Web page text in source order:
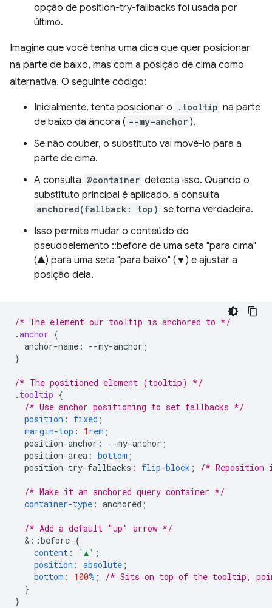
opção de position-try-fallbacks foi usada por
último.
Imagine que você tenha uma dica que quer posicionar
na parte de baixo, mas com a posição de cima como
alternativa. O seguinte código:
Inicialmente, tenta posicionar o .tooltip na parte
de baixo da âncora ( --my-anchor ).
Se não couber, o substituto vai movê-lo para a
parte de cima.
A consulta @container detecta isso. Quando o
substituto principal é aplicado, a consulta
anchored(fallback: top) se torna verdadeira.
Isso permite mudar o conteúdo do
pseudoelemento ::before de uma seta "para cima"
(▲) para uma seta "para baixo" (▼) e ajustar a
posição dela.
/* The element our tooltip is anchored to */
.anchor {
anchor-name : --my-anchor ;
}
/* The positioned element (tooltip) */
. tooltip {
/* Use anchor positioning to set fallbacks */
position : fixed ;
margin-top : 1 rem ;
position-anchor : --my-anchor ;
position-area : bottom ;
position-try-fallbacks : flip-block ; /*
/* Make it an anchored query container */
container-type : anchored ;
/* Add a default "up" arrow */
& ::before {
content : '▲' ;
position : absolute ;
bottom : 100% ;
/* Sits on top of the tooltip,
}
}